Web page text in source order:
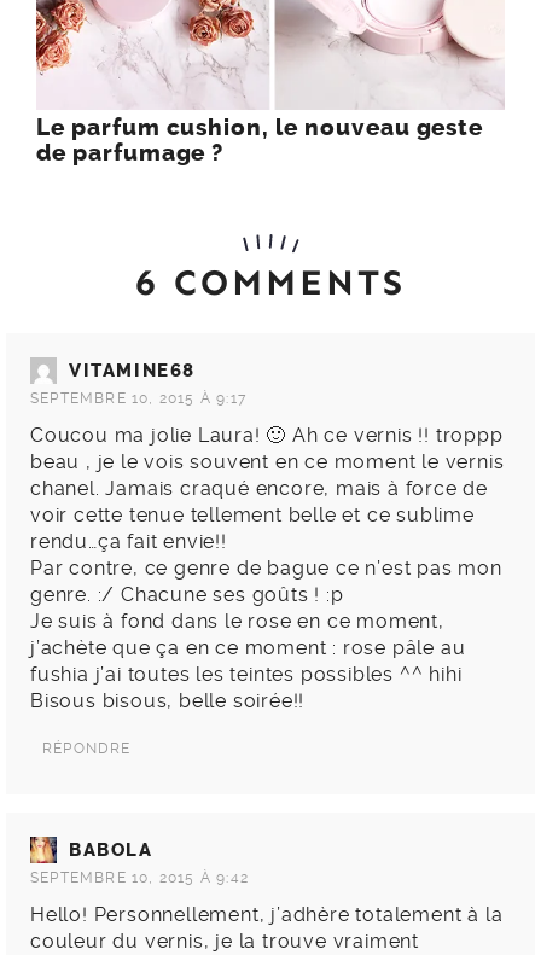
Le parfum cushion, le nouveau geste
de parfumage ?
6 COMMENTS
VITAMINE68
SEPTEMBRE 10, 2015 À 9:17
Coucou ma jolie Laura! 🙂 Ah ce vernis !! troppp
beau , je le vois souvent en ce moment le vernis
chanel. Jamais craqué encore, mais à force de
voir cette tenue tellement belle et ce sublime
rendu…ça fait envie!!
Par contre, ce genre de bague ce n’est pas mon
genre. :/ Chacune ses goûts ! :p
Je suis à fond dans le rose en ce moment,
j’achète que ça en ce moment : rose pâle au
fushia j’ai toutes les teintes possibles ^^ hihi
Bisous bisous, belle soirée!!
RÉPONDRE
BABOLA
SEPTEMBRE 10, 2015 À 9:42
Hello! Personnellement, j’adhère totalement à la
couleur du vernis, je la trouve vraiment